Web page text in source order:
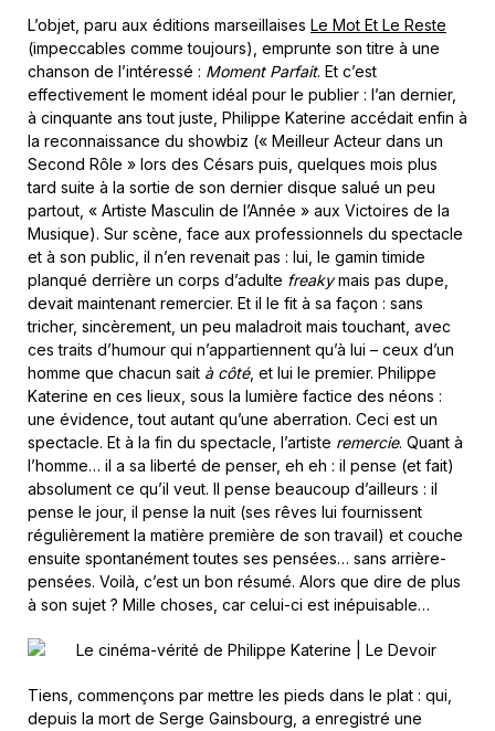
L’objet, paru aux éditions marseillaises Le Mot Et Le Reste
(impeccables comme toujours), emprunte son titre à une
chanson de l’intéressé : Moment Parfait. Et c’est
effectivement le moment idéal pour le publier : l’an dernier,
à cinquante ans tout juste, Philippe Katerine accédait enfin à
la reconnaissance du showbiz (« Meilleur Acteur dans un
Second Rôle » lors des Césars puis, quelques mois plus
tard suite à la sortie de son dernier disque salué un peu
partout, « Artiste Masculin de l’Année » aux Victoires de la
Musique). Sur scène, face aux professionnels du spectacle
et à son public, il n’en revenait pas : lui, le gamin timide
planqué derrière un corps d’adulte freakymais pas dupe,
devait maintenant remercier. Et il le fit à sa façon : sans
tricher, sincèrement, un peu maladroit mais touchant, avec
ces traits d’humour qui n’appartiennent qu’à lui – ceux d’un
homme que chacun sait à côté, et lui le premier. Philippe
Katerine en ces lieux, sous la lumière factice des néons :
une évidence, tout autant qu’une aberration. Ceci est un
spectacle. Et à la fin du spectacle, l’artiste remercie. Quant à
l’homme… il a sa liberté de penser, eh eh : il pense (et fait)
absolument ce qu’il veut. Il pense beaucoup d’ailleurs : il
pense le jour, il pense la nuit (ses rêves lui fournissent
régulièrement la matière première de son travail) et couche
ensuite spontanément toutes ses pensées… sans arrière-
pensées. Voilà, c’est un bon résumé. Alors que dire de plus
à son sujet ? Mille choses, car celui-ci est inépuisable…
Tiens, commençons par mettre les pieds dans le plat : qui,
depuis la mort de Serge Gainsbourg, a enregistré une